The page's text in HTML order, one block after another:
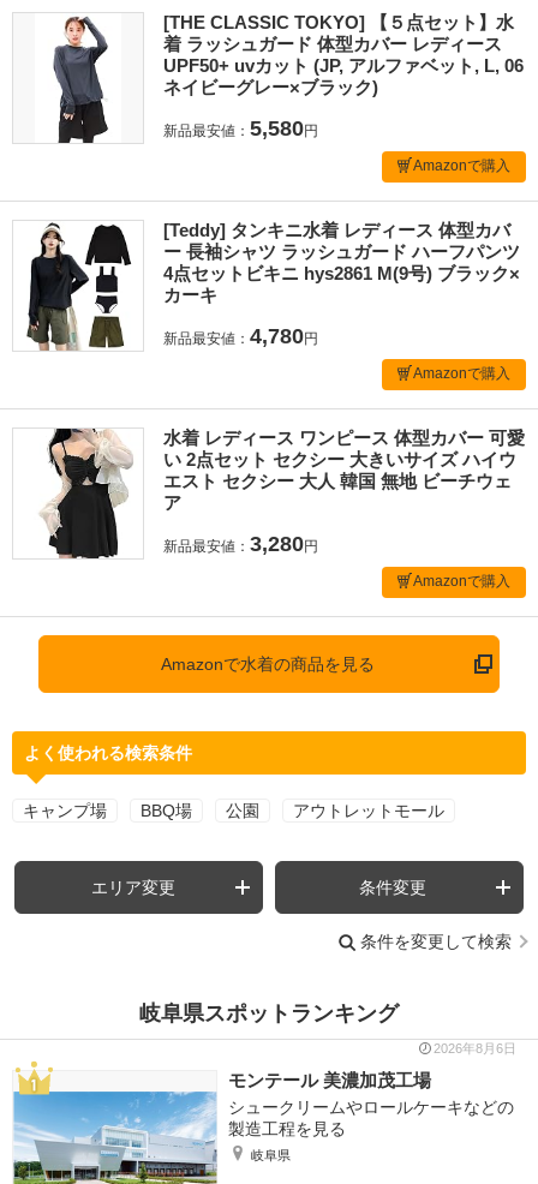
[THE CLASSIC TOKYO] 【５点セット】水
着 ラッシュガード 体型カバー レディース
UPF50+ uvカット (JP, アルファベット, L, 06
ネイビーグレー×ブラック)
新品最安値： 5,580円
Amazonで購入
[Teddy] タンキニ水着 レディース 体型カバ
ー 長袖シャツ ラッシュガード ハーフパンツ
4点セットビキニ hys2861 M(9号) ブラック×
カーキ
新品最安値： 4,780円
Amazonで購入
水着 レディース ワンピース 体型カバー 可愛
い 2点セット セクシー 大きいサイズ ハイウ
エスト セクシー 大人 韓国 無地 ビーチウェ
ア
新品最安値： 3,280円
Amazonで購入
Amazonで水着の商品を見る
よく使われる検索条件
キャンプ場 BBQ場 公園 アウトレットモール
エリア変更 条件変更
条件を変更して検索
岐阜県スポットランキング
2026年8月6日
モンテール 美濃加茂工場
シュークリームやロールケーキなどの
製造工程を見る
岐阜県